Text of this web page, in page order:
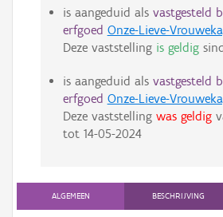
is aangeduid als vastgesteld
erfgoed Onze-Lieve-
Deze vaststelling is geldig
is aangeduid als vastgesteld
erfgoed Onze-Lieve-
Deze vaststelling was geldig
tot 14-05-2024
ALGEMEEN BESCHRIJVING